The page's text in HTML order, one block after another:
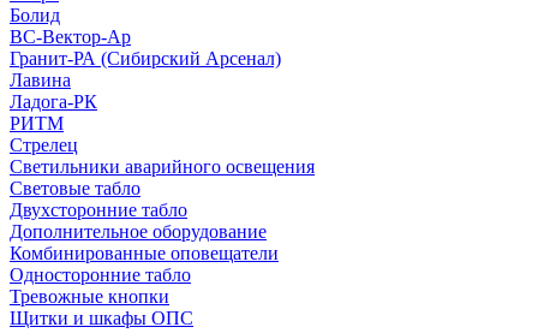
Болид
ВС-Вектор-Ар
Гранит-РА (Сибирский Арсенал)
Лавина
Ладога-РК
РИТМ
Стрелец
Светильники аварийного освещения
Световые табло
Двухсторонние табло
Дополнительное оборудование
Комбинированные оповещатели
Односторонние табло
Тревожные кнопки
Щитки и шкафы ОПС